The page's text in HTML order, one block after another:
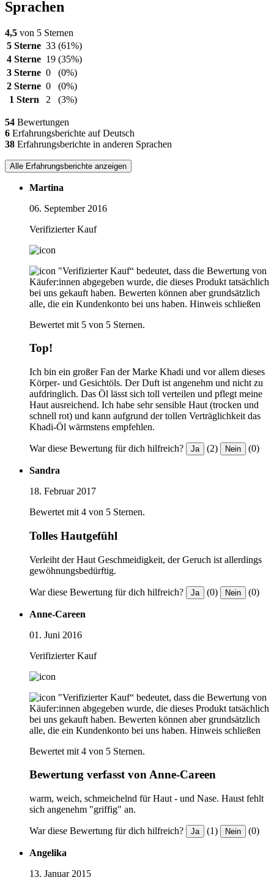
Sprachen
4,5 von 5 Sternen
5 Sterne 33 (61%)
4 Sterne 19 (35%)
3 Sterne 0
(0%)
2 Sterne 0
(0%)
1 Stern
2 (3%)
54 Bewertungen
6 Erfahrungsberichte auf Deutsch
38 Erfahrungsberichte in anderen Sprachen
Alle Erfahrungsberichte anzeigen
Martina
06. September 2016
Verifizierter Kauf
"Verifizierter Kauf“ bedeutet, dass die Bewertung von
Käufer:innen abgegeben wurde, die dieses Produkt tatsächlich
bei uns gekauft haben. Bewerten können aber grundsätzlich
alle, die ein Kundenkonto bei uns haben. Hinweis schließen
Bewertet mit 5 von 5 Sternen.
Top!
Ich bin ein großer Fan der Marke Khadi und vor allem dieses
Körper- und Gesichtöls. Der Duft ist angenehm und nicht zu
aufdringlich. Das Öl lässt sich toll verteilen und pflegt meine
Haut ausreichend. Ich habe sehr sensible Haut (trocken und
schnell rot) und kann aufgrund der tollen Verträglichkeit das
Khadi-Öl wärmstens empfehlen.
War diese Bewertung für dich hilfreich? Ja (2) Nein (0)
Sandra
18. Februar 2017
Bewertet mit 4 von 5 Sternen.
Tolles Hautgefühl
Verleiht der Haut Geschmeidigkeit, der Geruch ist allerdings
gewöhnungsbedürftig.
War diese Bewertung für dich hilfreich? Ja (0) Nein (0)
Anne-Careen
01. Juni 2016
Verifizierter Kauf
"Verifizierter Kauf“ bedeutet, dass die Bewertung von
Käufer:innen abgegeben wurde, die dieses Produkt tatsächlich
bei uns gekauft haben. Bewerten können aber grundsätzlich
alle, die ein Kundenkonto bei uns haben. Hinweis schließen
Bewertet mit 4 von 5 Sternen.
Bewertung verfasst von Anne-Careen
warm, weich, schmeichelnd für Haut - und Nase. Haust fehlt
sich angenehm "griffig" an.
War diese Bewertung für dich hilfreich? Ja (1) Nein (0)
Angelika
13. Januar 2015